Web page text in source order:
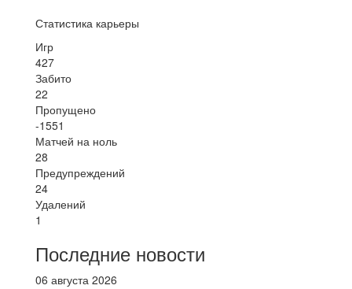
Статистика карьеры
Игр
427
Забито
22
Пропущено
-1551
Матчей на ноль
28
Предупреждений
24
Удалений
1
Последние новости
06 августа 2026